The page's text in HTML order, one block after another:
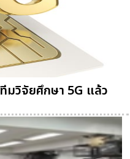
วิจัยศึกษา 5G แล้ว